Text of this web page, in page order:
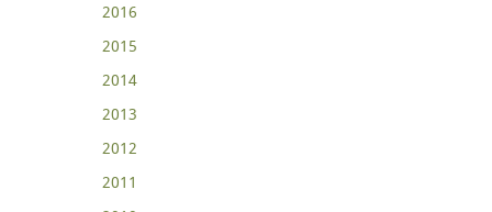
2016
2015
2014
2013
2012
2011